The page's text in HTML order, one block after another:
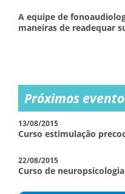
A equipe de
maneiras de readequar
Próximos
13/08/2015
Curso estimulação
22/08/2015
Curso de neuropsicologia